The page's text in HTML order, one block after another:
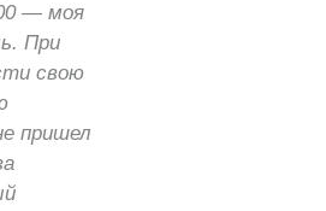
— моя
При
свою
пришел